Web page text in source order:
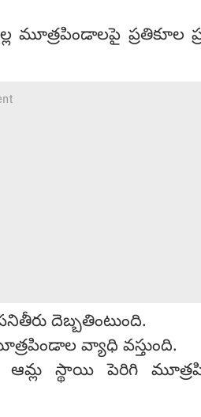
మూత్రపిండాలపై ప్రతికూల
దెబ్బతింటుంది.
వ్యాధి వస్తుంది.
ఆమ్ల స్థాయి పెరిగి